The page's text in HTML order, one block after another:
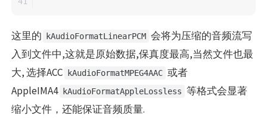
这里的 kAudioFormatLinearPCM 会将为压缩的音频流写
入到文件中,这就是原始数据,保真度最高,当然文件也最
大, 选择ACC
kAudioFormatMPEG4AAC 或者
AppleIMA4
kAudioFormatAppleLossless 等格式会显著
缩小文件，还能保证音频质量.